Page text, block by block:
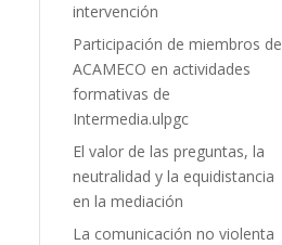
intervención
Participación de miembros de
ACAMECO en actividades
formativas de
Intermedia.ulpgc
El valor de las preguntas, la
neutralidad y la equidistancia
en la mediación
La comunicación no violenta